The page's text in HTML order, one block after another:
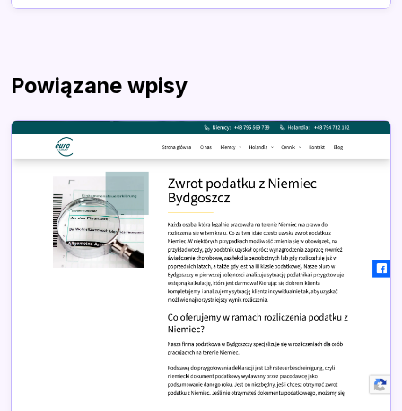
Powiązane wpisy